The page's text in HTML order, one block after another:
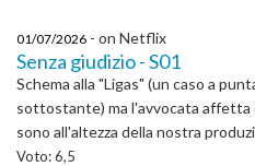
01/07/2026 - on Netflix
Senza giudizio - S01
Schema alla "Ligas" (un caso a
sottostante) ma l'avvocata affetta
sono all'altezza della nostra
Voto: 6,5